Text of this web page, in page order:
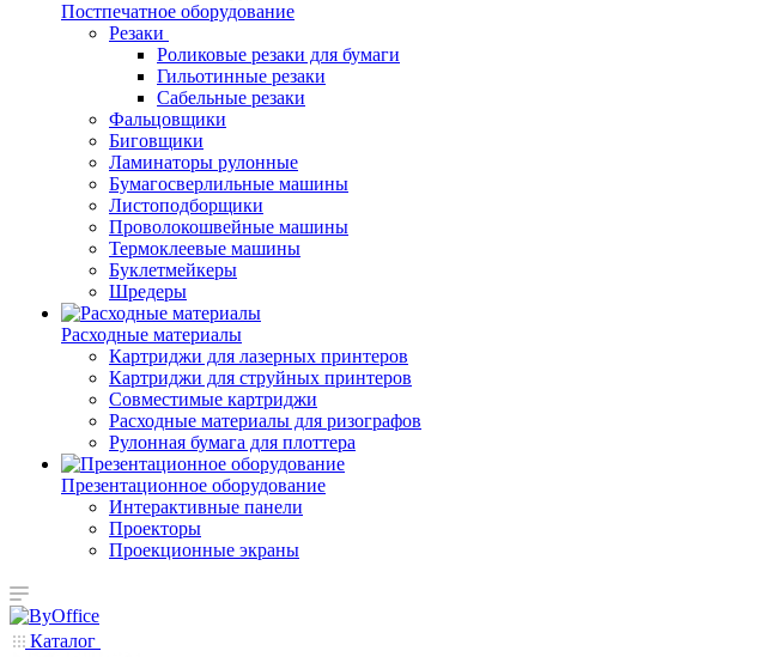
Постпечатное оборудование
Резаки
Роликовые резаки для бумаги
Гильотинные резаки
Сабельные резаки
Фальцовщики
Биговщики
Ламинаторы рулонные
Бумагосверлильные машины
Листоподборщики
Проволокошвейные машины
Термоклеевые машины
Буклетмейкеры
Шредеры
Расходные материалы
Картриджи для лазерных принтеров
Картриджи для струйных принтеров
Совместимые картриджи
Расходные материалы для ризографов
Рулонная бумага для плоттера
Презентационное оборудование
Интерактивные панели
Проекторы
Проекционные экраны
Каталог